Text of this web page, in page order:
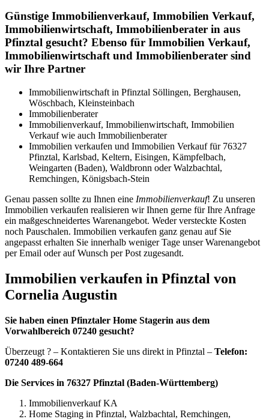
Günstige Immobilienverkauf, Immobilien Verkauf,
Immobilienwirtschaft, Immobilienberater in aus
Pfinztal gesucht? Ebenso für Immobilien Verkauf,
Immobilienwirtschaft und Immobilienberater sind
wir Ihre Partner
Immobilienwirtschaft in Pfinztal Söllingen, Berghausen,
Wöschbach, Kleinsteinbach
Immobilienberater
Immobilienverkauf, Immobilienwirtschaft, Immobilien
Verkauf wie auch Immobilienberater
Immobilien verkaufen und Immobilien Verkauf für 76327
Pfinztal, Karlsbad, Keltern, Eisingen, Kämpfelbach,
Weingarten (Baden), Waldbronn oder Walzbachtal,
Remchingen, Königsbach-Stein
Genau passen sollte zu Ihnen eine Immobilienverkauf! Zu unseren
Immobilien verkaufen realisieren wir Ihnen gerne für Ihre Anfrage
ein maßgeschneidertes Warenangebot. Weder versteckte Kosten
noch Pauschalen. Immobilien verkaufen ganz genau auf Sie
angepasst erhalten Sie innerhalb weniger Tage unser Warenangebot
per Email oder auf Wunsch per Post zugesandt.
Immobilien verkaufen in Pfinztal von
Cornelia Augustin
Sie haben einen Pfinztaler Home Stagerin aus dem
Vorwahlbereich 07240 gesucht?
Überzeugt ? – Kontaktieren Sie uns direkt in Pfinztal – Telefon:
07240 489-664
Die Services in 76327 Pfinztal (Baden-Württemberg)
Immobilienverkauf KA
Home Staging in Pfinztal, Walzbachtal, Remchingen,